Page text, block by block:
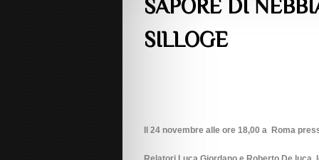
SAPORE DI
SILLOGE
Il 24 novembre alle ore 18,00 a Roma